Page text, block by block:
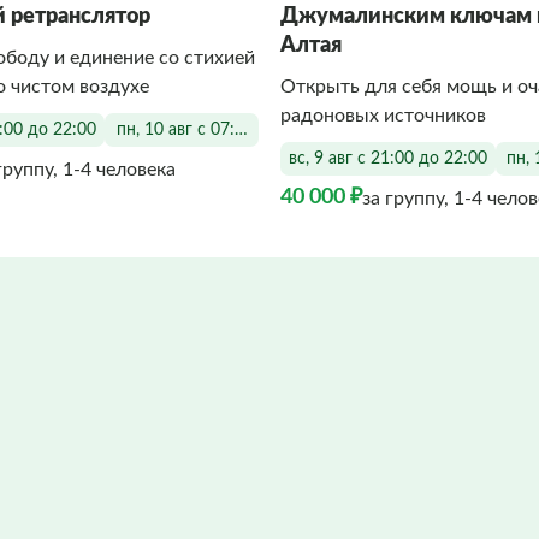
и единение со стихией
чистом воздухе
до 22:00 пн, 10 авг с 07:00 до 22:00
1-4 человека
Джумалинским ключам
Алтая
Открыть для себя мощь и
радоновых источников
вс, 9 авг с 21:00 до 22:00 пн,
40 000 ₽за группу, 1-4